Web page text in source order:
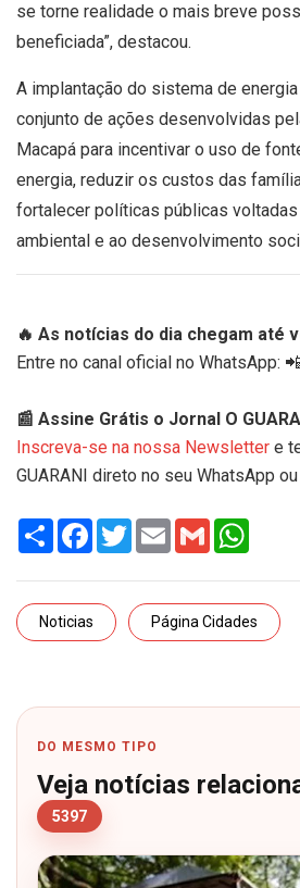
se torne realidade o mais breve
beneficiada”, destacou.
A implantação do sistema de
conjunto de ações desenvolvidas
Macapá para incentivar o uso de
energia, reduzir os custos das
fortalecer políticas públicas
ambiental e ao desenvolvimento
🔥 As notícias do dia chegam até
Entre no canal oficial no WhatsApp: 📲
📰 Assine Grátis o Jornal O
Inscreva-se na nossa Newsletter e
GUARANI direto no seu WhatsApp
Share Facebook
TwitterEmail Gmail
Noticias Página Cidades
DO MESMO TIPO
Veja notícias
5397